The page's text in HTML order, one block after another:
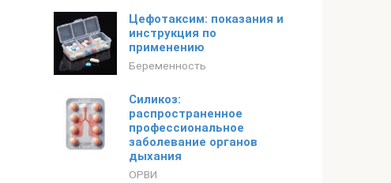
Цефотаксим: показания и
инструкция по
применению
Беременность
Силикоз:
распространенное
профессиональное
заболевание органов
дыхания
ОРВИ